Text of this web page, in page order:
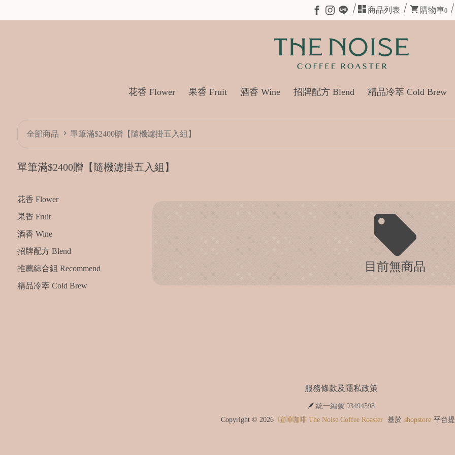
商品列表 購物車0
花香 Flower 果香 Fruit 酒香 Wine 招牌配方 Blend 精品冷萃 Cold Brew
全部商品 單筆滿$2400贈【隨機濾掛五入組】
單筆滿$2400贈【隨機濾掛五入組】
花香 Flower
果香 Fruit
酒香 Wine
招牌配方 Blend
推薦綜合組 Recommend
精品冷萃 Cold Brew
目前無商品
服務條款及隱私政策
統一編號 93494598
Copyright © 2026 喧嘩咖啡 The Noise Coffee Roaster 基於 shopstore 平台